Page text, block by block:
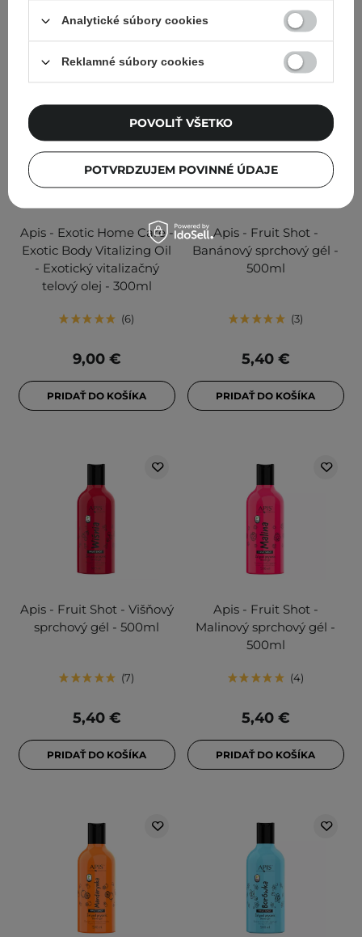
PRIDAŤ DO KOŠÍKA PRIDAŤ DO KOŠÍKA
Apis - Exotic Home Care -
Exotic Body Vitalizing Oil
- Exotický vitalizačný
telový olej - 300ml
6
9,00 €
PRIDAŤ DO KOŠÍKA
Apis - Fruit Shot -
Banánový sprchový gél -
500ml
3
5,40 €
PRIDAŤ DO KOŠÍKA
Apis - Fruit Shot - Višňový
sprchový gél - 500ml
7
5,40 €
PRIDAŤ DO KOŠÍKA
Apis - Fruit Shot -
Malinový sprchový gél -
500ml
4
5,40 €
PRIDAŤ DO KOŠÍKA
Analytické súbory cookies
Reklamné súbory cookies
POTVRDZUJEM POVINNÉ ÚDAJE
POVOLIŤ VŠETKO